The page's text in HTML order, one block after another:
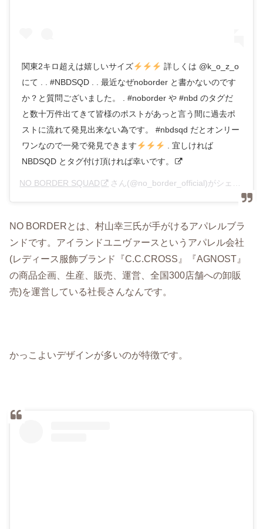
関東2キロ超えは嬉しいサイズ
詳しくは @k_o_z_o
にて . . #NBDSQD . . 最近なぜnoborder と書かないのです
か？と質問ございました。 . #noborder や #nbd のタグだ
と数十万件出てきて皆様のポストがあっと言う間に過去ポ
ストに流れて発見出来ない為です。 #nbdsqd だとオンリー
ワンなので一発で発見できます
. 宜しければ
NBDSQD とタグ付け頂ければ幸いです。
NO BORDER SQUAD さん(@no_border_official)がシェアした投稿 –
NO BORDERとは、村山幸三氏が手がけるアパレルブラ
ンドです。アイランドユニヴァースというアパレル会社
(レディース服飾ブランド『C.C.CROSS』『AGNOST』
の商品企画、生産、販売、運営、全国300店舗への卸販
売)を運営している社長さんなんです。
かっこよいデザインが多いのが特徴です。